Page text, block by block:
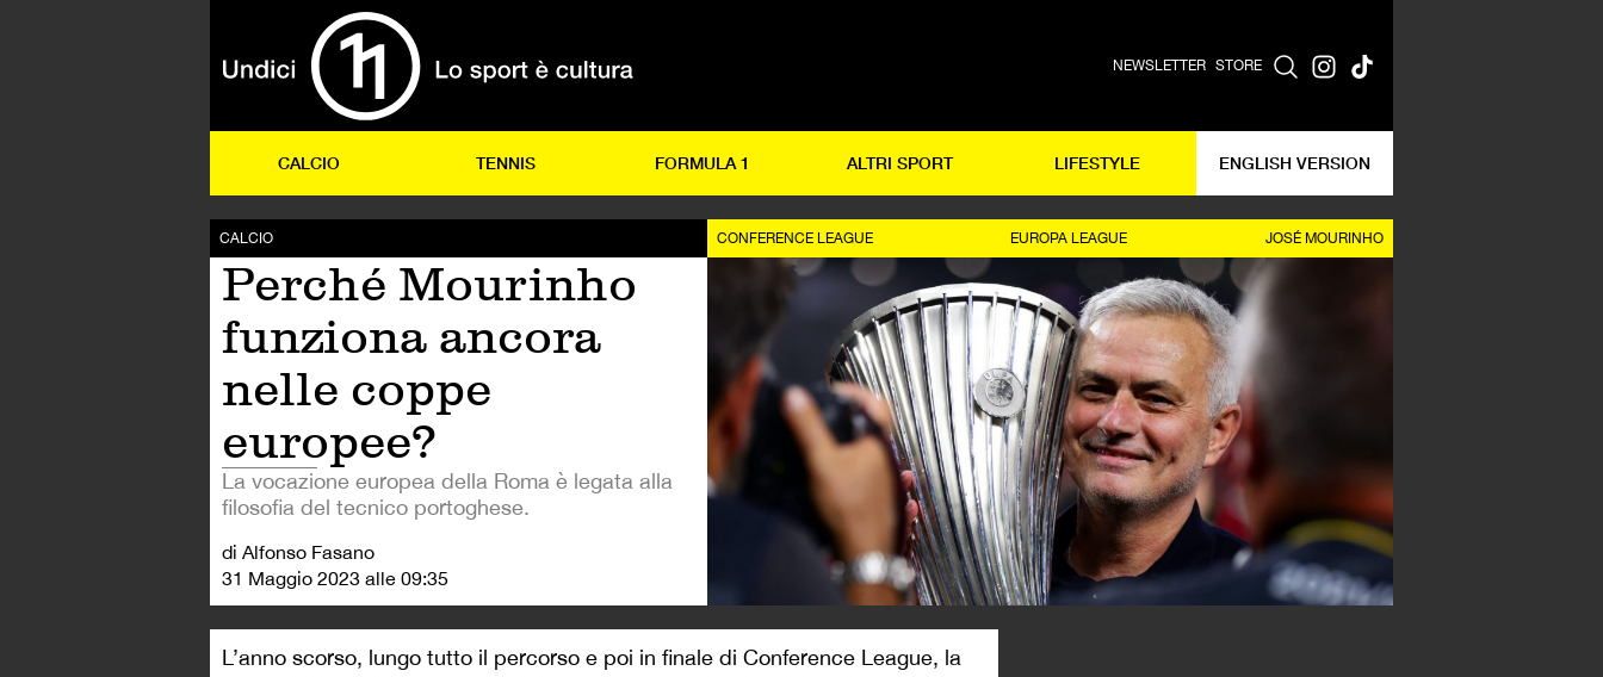
NEWSLETTER STORE
CALCIO TENNIS FORMULA 1 ALTRI SPORT LIFESTYLE ENGLISH VERSION
CALCIO
Perché Mourinho
funziona ancora
nelle coppe
europee?
La vocazione europea della Roma è legata alla
filosofia del tecnico portoghese.
di Alfonso Fasano
31 Maggio 2023 alle 09:35
CONFERENCE LEAGUE EUROPA LEAGUE JOSÉ MOURINHO
L’anno scorso, lungo tutto il percorso e poi in finale di Conference League, la